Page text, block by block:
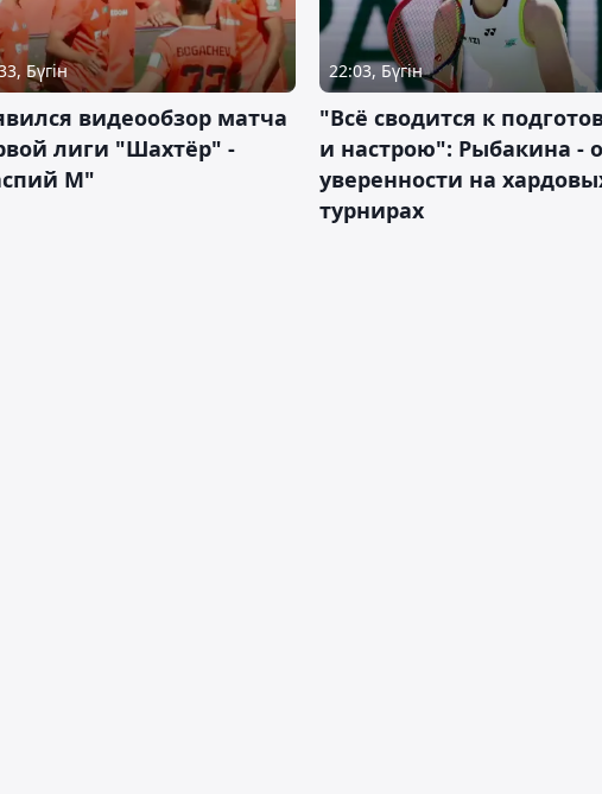
Бүгін
видеообзор матча
лиги "Шахтёр" -
М"
22:03, Бүгін
"Всё сводится к
и настрою": Рыбакина -
уверенности на
турнирах